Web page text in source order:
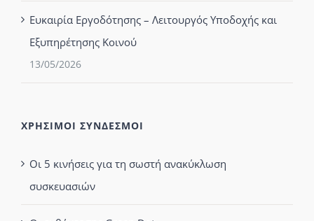
Ευκαιρία Εργοδότησης – Λειτουργός Υποδοχής και
Εξυπηρέτησης Κοινού
13/05/2026
ΧΡΗΣΙΜΟΙ ΣΥΝΔΕΣΜΟΙ
Οι 5 κινήσεις για τη σωστή ανακύκλωση
συσκευασιών